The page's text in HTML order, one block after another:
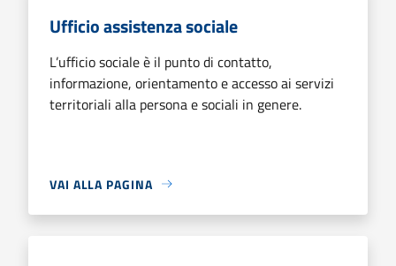
Ufficio assistenza sociale
L’ufficio sociale è il punto di contatto,
informazione, orientamento e accesso ai servizi
territoriali alla persona e sociali in genere.
VAI ALLA PAGINA